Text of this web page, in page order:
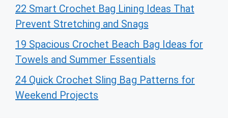
22 Smart Crochet Bag Lining Ideas That
Prevent Stretching and Snags
19 Spacious Crochet Beach Bag Ideas for
Towels and Summer Essentials
24 Quick Crochet Sling Bag Patterns for
Weekend Projects